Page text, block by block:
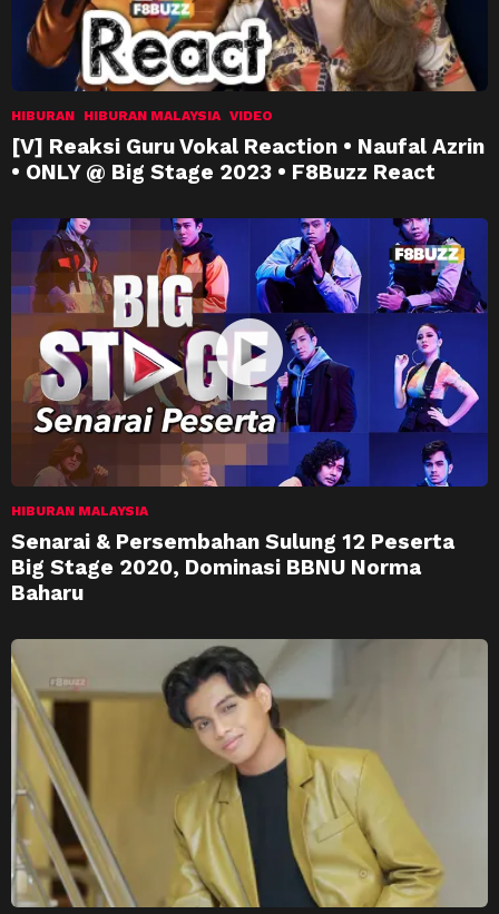
HIBURAN HIBURAN MALAYSIA VIDEO
[V] Reaksi Guru Vokal Reaction • Naufal Azrin
• ONLY @ Big Stage 2023 • F8Buzz React
HIBURAN MALAYSIA
Senarai & Persembahan Sulung 12 Peserta
Big Stage 2020, Dominasi BBNU Norma
Baharu